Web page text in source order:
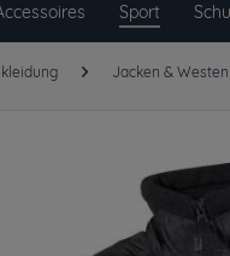
Sport
Jacken & Westen